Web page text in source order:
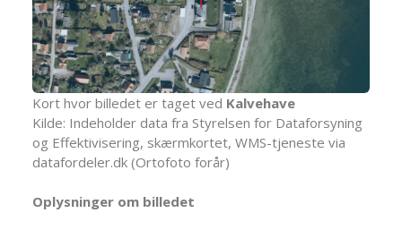
Kort hvor billedet er taget ved Kalvehave
Kilde: Indeholder data fra Styrelsen for Dataforsyning
og Effektivisering, skærmkortet, WMS-tjeneste via
datafordeler.dk (Ortofoto forår)
Oplysninger om billedet